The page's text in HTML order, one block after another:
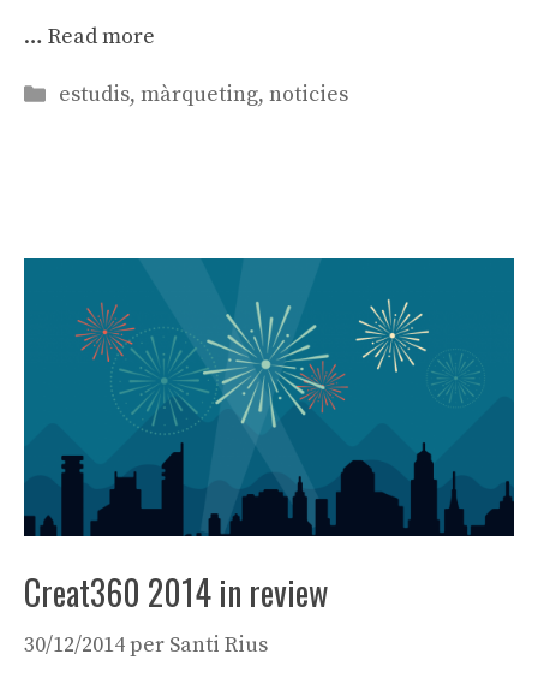
… Read more
Categories
estudis, màrqueting, noticies
Creat360 2014 in review
30/12/2014per Santi Rius